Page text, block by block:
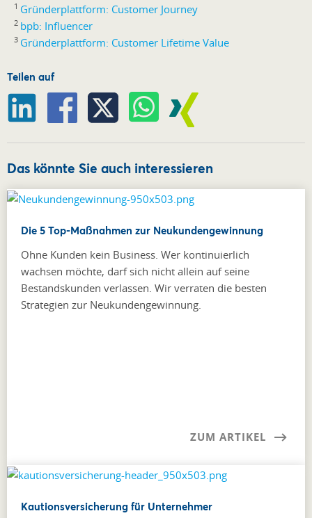
1 Gründerplattform: Customer Journey
2 bpb: Influencer
3 Gründerplattform: Customer Lifetime Value
Teilen auf
Das könnte Sie auch interessieren
Die 5 Top-Maßnahmen zur Neukundengewinnung
Ohne Kunden kein Business. Wer kontinuierlich
wachsen möchte, darf sich nicht allein auf seine
Bestandskunden verlassen. Wir verraten die besten
Strategien zur Neukundengewinnung.
ZUM ARTIKEL
Kautionsversicherung für Unternehmer